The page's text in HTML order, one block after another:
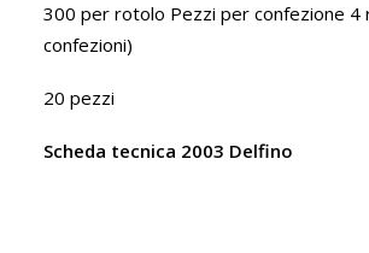
300 per rotolo Pezzi per confezione 4
confezioni)
20 pezzi
Scheda tecnica 2003 Delfino